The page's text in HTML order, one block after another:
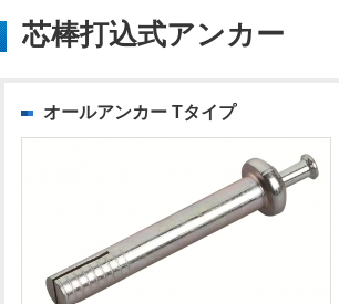
芯棒打込式アンカー
オールアンカー Tタイプ